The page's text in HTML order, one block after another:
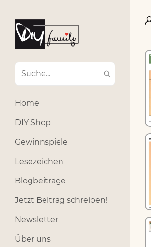
Home
DIY Shop
Gewinnspiele
Lesezeichen
Blogbeiträge
Jetzt Beitrag schreiben!
Newsletter
Über uns